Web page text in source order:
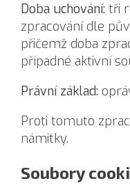
Doba uchování: tři
zpracování dle
přičemž doba
případné aktivní
Právní základ:
Proti tomuto
námitky.
Soubory